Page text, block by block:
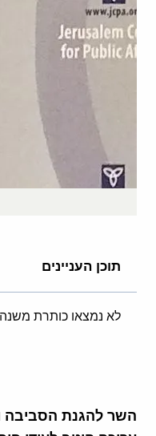
תוכן העניינים
לא נמצאו כותרת
השר להגנת הסביבה